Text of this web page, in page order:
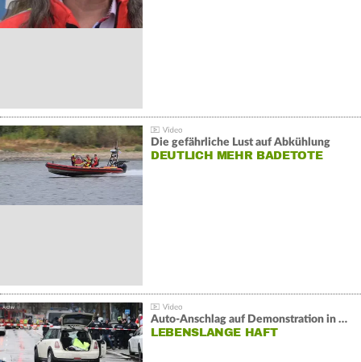
Die gefährliche Lust auf Abkühlung
DEUTLICH MEHR BADETOTE
Auto-Anschlag auf Demonstration in München:
LEBENSLANGE HAFT